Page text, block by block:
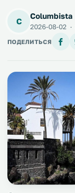
C
Columbista
2026-08-02 ·
ПОДЕЛИТЬСЯ